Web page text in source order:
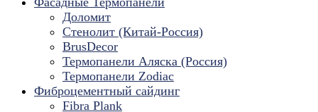
Доломит
Стенолит (Китай-Россия)
BrusDecor
Термопанели Аляска (Россия)
Термопанели Zodiac
Фиброцементный сайдинг
Fibra Plank